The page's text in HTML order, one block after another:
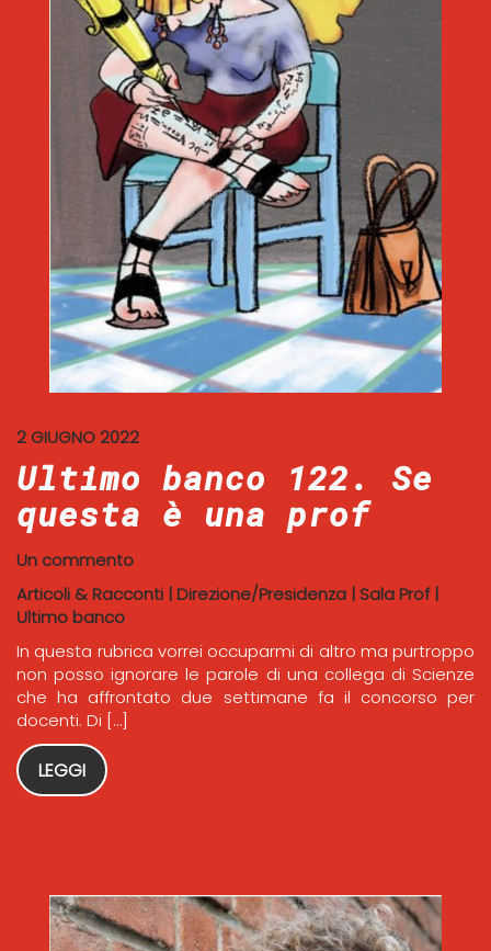
2 GIUGNO 2022
Ultimo banco 122. Se
questa è una prof
Un commento
Articoli & Racconti | Direzione/Presidenza | Sala Prof|
Ultimo banco
In questa rubrica vorrei occuparmi di altro ma purtroppo
non posso ignorare le parole di una collega di Scienze
che ha affrontato due settimane fa il concorso per
docenti. Di […]
LEGGI